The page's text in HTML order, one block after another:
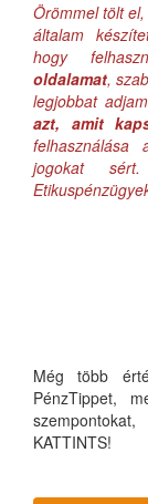
Örömmel tölt
általam
hogy
oldalamat,
legjobbat
azt, amit
felhasználása
jogokat
Még több
PénzTippet,
KATTINTS!